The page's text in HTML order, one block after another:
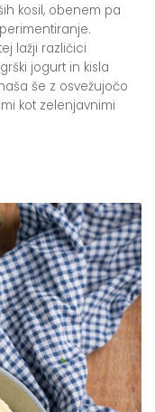
kosil, obenem pa
lažji različici
jogurt in kisla
še z osvežujočo
kot zelenjavnimi